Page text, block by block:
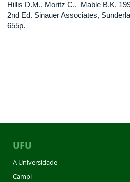
Hillis D.M., Moritz C., Mable B.K.
2nd Ed. Sinauer Associates,
655p.
UFU
A Universidade
Campi